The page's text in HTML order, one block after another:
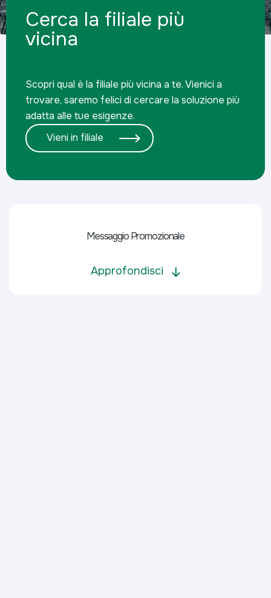
Cerca la filiale più
vicina
Scopri qual è la filiale più vicina a te. Vienici a
trovare, saremo felici di cercare la soluzione più
adatta alle tue esigenze.
Vieni in filiale
Messaggio Promozionale
Approfondisci